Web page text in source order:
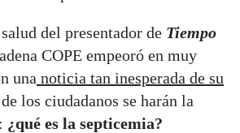
del presentador de Tiempo
COPE empeoró en muy
una noticia tan inesperada de su
los ciudadanos se harán la
¿qué es la septicemia?